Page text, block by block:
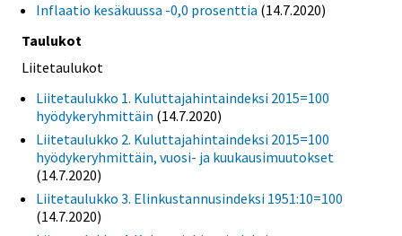
Inflaatio kesäkuussa -0,0 prosenttia (14.7.2020)
Taulukot
Liitetaulukot
Liitetaulukko 1. Kuluttajahintaindeksi 2015=100
hyödykeryhmittäin (14.7.2020)
Liitetaulukko 2. Kuluttajahintaindeksi 2015=100
hyödykeryhmittäin, vuosi- ja kuukausimuutokset
(14.7.2020)
Liitetaulukko 3. Elinkustannusindeksi 1951:10=100
(14.7.2020)